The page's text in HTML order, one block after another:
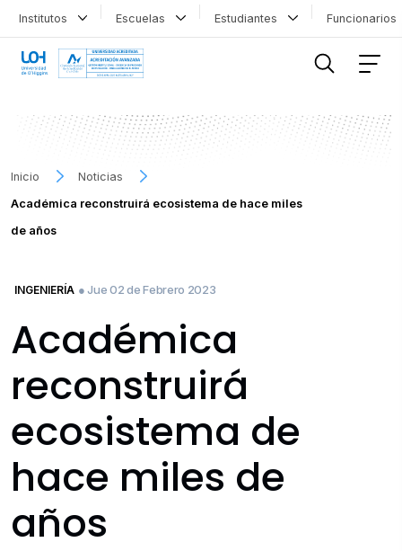
Institutos Escuelas Estudiantes
Inicio
Noticias
Académica reconstruirá ecosistema de hace miles
de años
INGENIERÍA ● Jue 02 de Febrero 2023
Académica
reconstruirá
ecosistema de
hace miles de
años